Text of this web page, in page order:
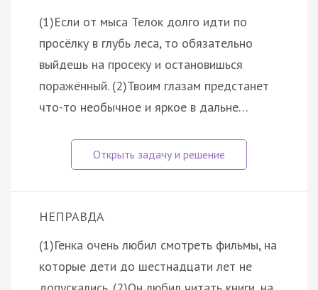
(1)Если от мыса Телок долго идти по
просёлку в глубь леса, то обязательно
выйдешь на просеку и остановишься
поражённый. (2)Твоим глазам предстанет
что-то необычное и яркое в дальне…
НЕПРАВДА
(1)Генка очень любил смотреть фильмы, на
которые дети до шестнадцати лет не